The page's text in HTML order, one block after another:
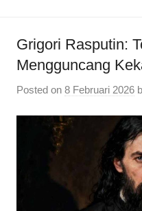
Grigori Rasputin:
Mengguncang
Posted on 8 Februari 2026